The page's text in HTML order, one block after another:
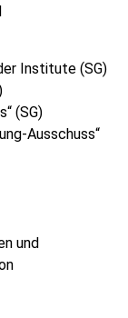
Institute (SG)
(SG)
Ausschuss“
und